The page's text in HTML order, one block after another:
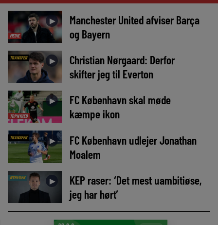
MEDIE
►
Manchester United afviser Barça
og Bayern
TRANSFER ►
Christian Nørgaard: Derfor
skifter jeg til Everton
TOPNYHED
►
FC København skal møde
kæmpe ikon
TRANSFER ►
FC København udlejer Jonathan
Moalem
NYHEDER ►
KEP raser: ‘Det mest uambitiøse,
jeg har hørt’